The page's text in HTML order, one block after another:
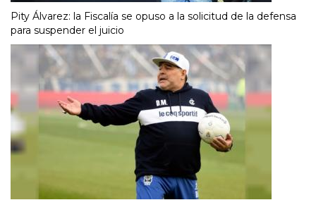
Pity Álvarez: la Fiscalía se opuso a la solicitud de la defensa
para suspender el juicio